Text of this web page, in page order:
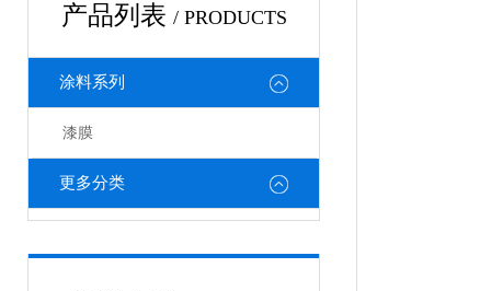
产品列表 / PRODUCTS
涂料系列
漆膜
更多分类